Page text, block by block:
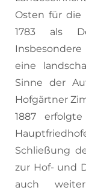
Osten für die
1783 als
eine
Sinne der
Hofgärtner
1887
Schließung
zur Hof- und
auch